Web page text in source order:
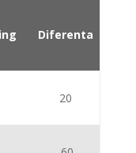
Diferenta
20